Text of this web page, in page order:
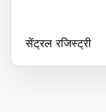
सेंट्रल रजिस्ट्री